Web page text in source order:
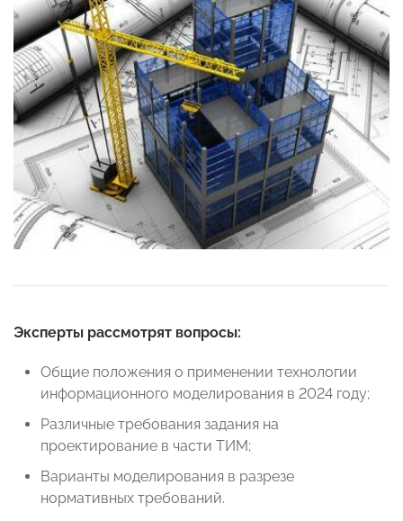
Эксперты рассмотрят вопросы:
Общие положения о применении технологии
информационного моделирования в 2024 году;
Различные требования задания на
проектирование в части ТИМ;
Варианты моделирования в разрезе
нормативных требований.